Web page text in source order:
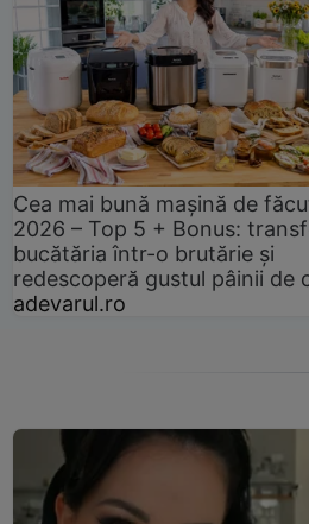
Cea mai bună mașină de
2026 – Top 5 + Bonus:
bucătăria într-o brutărie și
redescoperă gustul pâinii de
adevarul.ro